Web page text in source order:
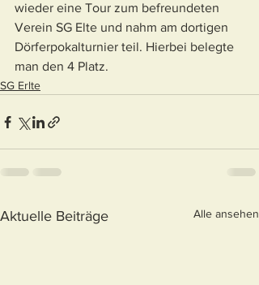
wieder eine Tour zum befreundeten
Verein SG Elte und nahm am dortigen
Dörferpokalturnier teil. Hierbei belegte
man den 4 Platz.
SG Erlte
Aktuelle Beiträge Alle ansehen